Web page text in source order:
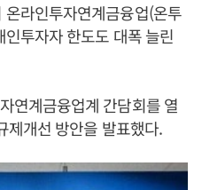
라인투자연계금융업(온투
투자자 한도도 대폭 늘린
연계금융업계 간담회를 열
제개선 방안을 발표했다.